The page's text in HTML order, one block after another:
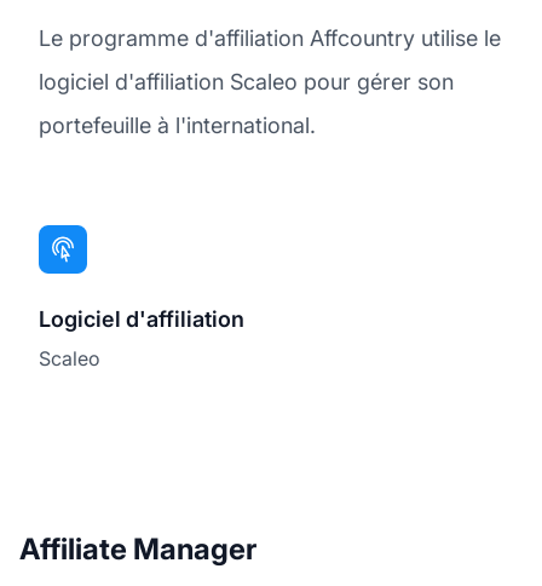
Le programme d'affiliation Affcountry utilise le
logiciel d'affiliation Scaleo pour gérer son
portefeuille à l'international.
Logiciel d'affiliation
Scaleo
Affiliate Manager